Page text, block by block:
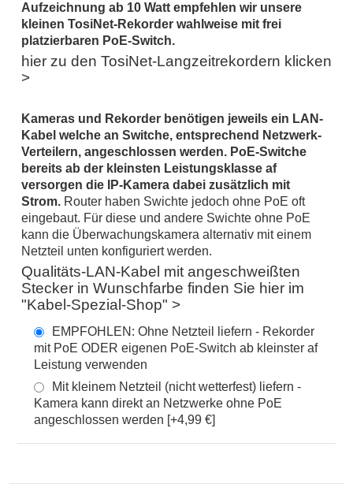
Aufzeichnung ab 10 Watt empfehlen wir unsere
kleinen TosiNet-Rekorder wahlweise mit frei
platzierbaren PoE-Switch.
hier zu den TosiNet-Langzeitrekordern klicken
>
Kameras und Rekorder benötigen jeweils ein LAN-
Kabel welche an Switche, entsprechend Netzwerk-
Verteilern, angeschlossen werden. PoE-Switche
bereits ab der kleinsten Leistungsklasse af
versorgen die
IP-Kamera dabei zusätzlich mit
Strom. Router haben Swichte jedoch ohne PoE oft
eingebaut. Für diese und andere Swichte ohne PoE
kann die Überwachungskamera alternativ mit einem
Netzteil unten konfiguriert werden.
Qualitäts-LAN-Kabel mit angeschweißten
Stecker in Wunschfarbe finden Sie hier im
"Kabel-Spezial-Shop" >
EMPFOHLEN: Ohne Netzteil liefern - Rekorder
mit PoE ODER eigenen PoE-Switch ab kleinster af
Leistung verwenden
Mit kleinem Netzteil (nicht wetterfest) liefern -
Kamera kann direkt an Netzwerke ohne PoE
angeschlossen werden [+4,99 €]